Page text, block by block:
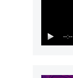
--:--